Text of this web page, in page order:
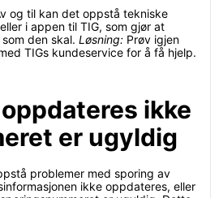
og til kan det oppstå tekniske
i appen til TIG, som gjør at
den skal. Løsning: Prøv igjen
TIGs kundeservice for å få hjelp.
ikke
er ugyldig
problemer med sporing av
ikke oppdateres, eller